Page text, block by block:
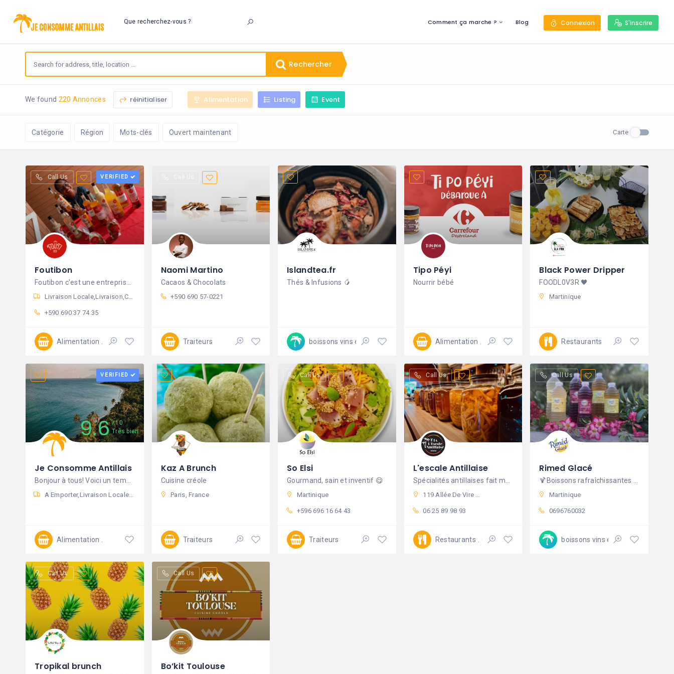
Que recherchez-vous ? Comment ça marche ? Blog Connexion S'inscrire
Rechercher
We found 220 Annonces réinitialiser Alimentation Listing Event
Catégorie Région Mots-clés Ouvert maintenant Carte
Call Us VERIFIED
Foutibon
Livraison Locale Livraison Click & Collect
+590 690 37 74 35
Alimentation Ouvert
Naomi Martino
Cacaos & Chocolats
+590 690 57-0221
Traiteurs
Islandtea.fr
Thés & Infusions 🥭
Tipo Péyi
Nourrir bébé
Alimentation Ouvert 24/7
Black Power Dripper
FOODL0V3R 🖤
Martinique
Restaurants
9.6
10
Très bien
VERIFIED
Je Consomme Antillais
A Emporter Livraison Locale Drive Livraison
Alimentation Ouvert 24/7
Kaz A Brunch
Cuisine créole
Paris, France
Traiteurs
Call Us
So Elsi
Gourmand, sain et inventif 😋
Martinique
+596 696 16 64 43
Traiteurs
Call Us
L'escale Antillaise
119 Allée De Vire Abeille, 84130 Le Pontet, France
06 25 89 98 93
Restaurants Ouvert
Call Us
Rimed Glacé
Martinique
0696760032
Call Us
Tropikal brunch
Call Us
Bo’kit Toulouse